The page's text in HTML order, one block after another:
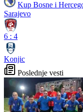
Kup Bosne i
Sarajevo
6 : 4
Konjic
Poslednje vesti